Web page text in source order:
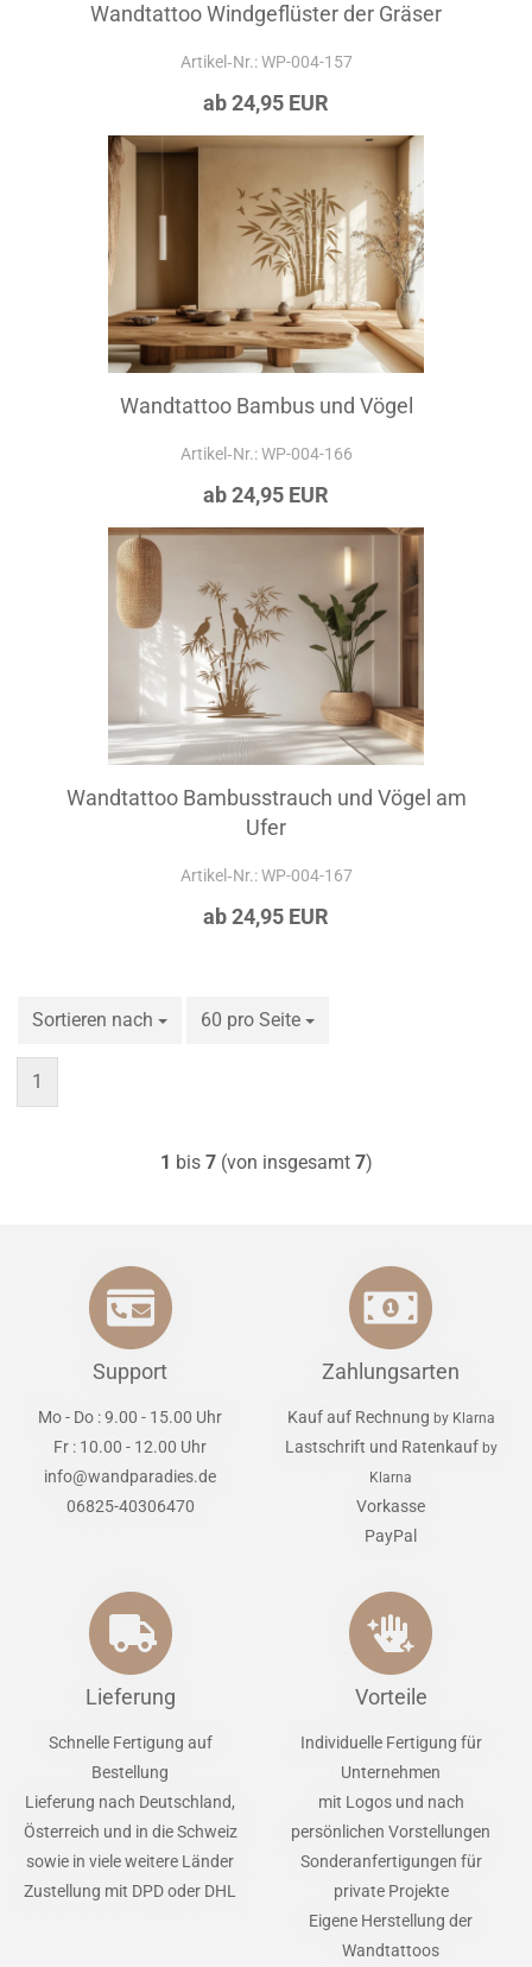
Wandtattoo Windgeflüster der Gräser
Artikel‑Nr.: WP-004-157
ab 24,95 EUR
Wandtattoo Bambus und Vögel
Artikel‑Nr.: WP-004-166
ab 24,95 EUR
Wandtattoo Bambusstrauch und Vögel am
Ufer
Artikel‑Nr.: WP-004-167
ab 24,95 EUR
Sortieren nach
Sortieren nach 60 pro Seite
pro Seite
1
1 bis 7(von insgesamt 7)
Support
Mo - Do : 9.00 - 15.00 Uhr
Fr : 10.00 - 12.00 Uhr
info@wandparadies.de
06825-40306470
Zahlungsarten
Kauf auf Rechnung by Klarna
Lastschrift und Ratenkauf by
Klarna
Vorkasse
PayPal
Lieferung
Schnelle Fertigung auf
Bestellung
Lieferung nach Deutschland,
Österreich und in die Schweiz
sowie in viele weitere Länder
Zustellung mit DPD oder DHL
Vorteile
Individuelle Fertigung für
Unternehmen
mit Logos und nach
persönlichen Vorstellungen
Sonderanfertigungen für
private Projekte
Eigene Herstellung der
Wandtattoos